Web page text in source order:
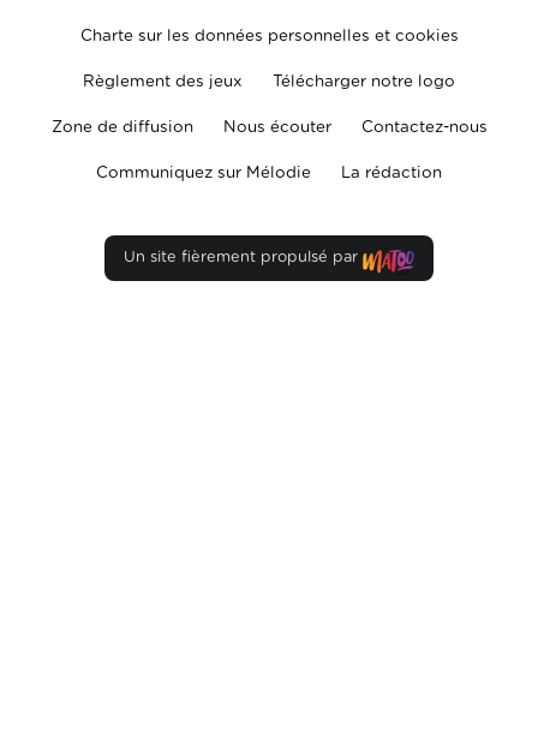
Charte sur les données personnelles et cookies
Règlement des jeux Télécharger notre logo
Zone de diffusion Nous écouter Contactez-nous
Communiquez sur Mélodie La rédaction
Un site fièrement propulsé par